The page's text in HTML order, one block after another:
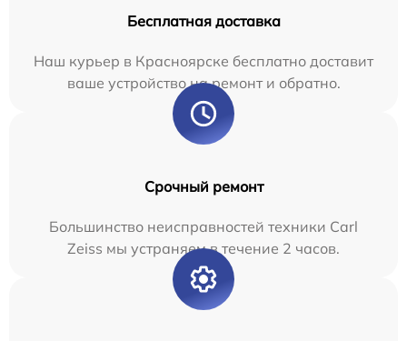
Бесплатная доставка
Наш курьер в Красноярске бесплатно доставит
ваше устройство на ремонт и обратно.
Срочный ремонт
Большинство неисправностей техники Carl
Zeiss мы устраняем в течение 2 часов.